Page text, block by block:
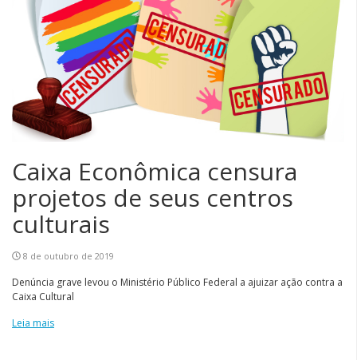
Caixa Econômica censura
projetos de seus centros
culturais
8 de outubro de 2019
Denúncia grave levou o Ministério Público Federal a ajuizar ação contra a
Caixa Cultural
Leia mais